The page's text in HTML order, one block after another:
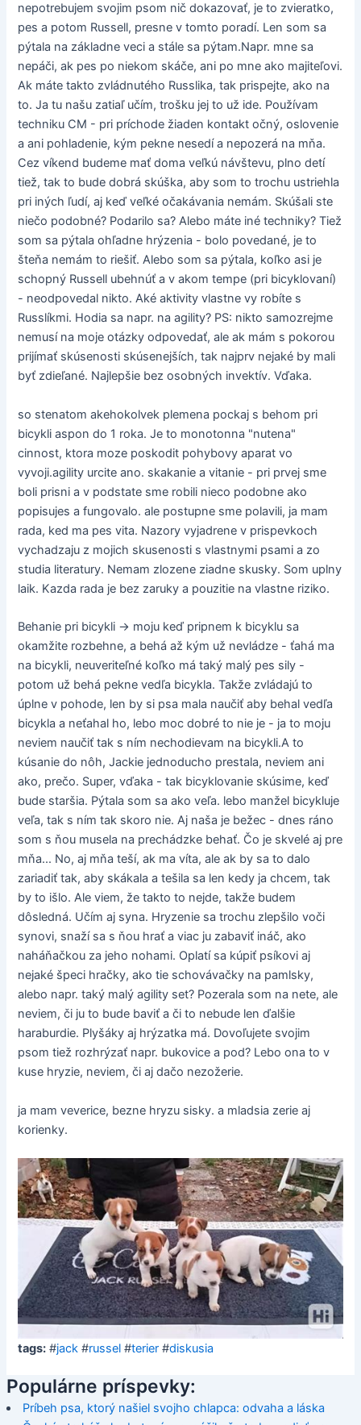
nepotrebujem svojim psom nič dokazovať, je to zvieratko,
pes a potom Russell, presne v tomto poradí. Len som sa
pýtala na základne veci a stále sa pýtam.Napr. mne sa
nepáči, ak pes po niekom skáče, ani po mne ako majiteľovi.
Ak máte takto zvládnutého Russlika, tak prispejte, ako na
to. Ja tu našu zatiaľ učím, trošku jej to už ide. Používam
techniku CM - pri príchode žiaden kontakt očný, oslovenie
a ani pohladenie, kým pekne nesedí a nepozerá na mňa.
Cez víkend budeme mať doma veľkú návštevu, plno detí
tiež, tak to bude dobrá skúška, aby som to trochu ustriehla
pri iných ľudí, aj keď veľké očakávania nemám. Skúšali ste
niečo podobné? Podarilo sa? Alebo máte iné techniky? Tiež
som sa pýtala ohľadne hrýzenia - bolo povedané, je to
šteňa nemám to riešiť. Alebo som sa pýtala, koľko asi je
schopný Russell ubehnúť a v akom tempe (pri bicyklovaní)
- neodpovedal nikto. Aké aktivity vlastne vy robíte s
Russlíkmi. Hodia sa napr. na agility? PS: nikto samozrejme
nemusí na moje otázky odpovedať, ale ak mám s pokorou
prijímať skúsenosti skúsenejších, tak najprv nejaké by mali
byť zdieľané. Najlepšie bez osobných invektív. Vďaka.
so stenatom akehokolvek plemena pockaj s behom pri
bicykli aspon do 1 roka. Je to monotonna "nutena"
cinnost, ktora moze poskodit pohybovy aparat vo
vyvoji.agility urcite ano. skakanie a vitanie - pri prvej sme
boli prisni a v podstate sme robili nieco podobne ako
popisujes a fungovalo. ale postupne sme polavili, ja mam
rada, ked ma pes vita. Nazory vyjadrene v prispevkoch
vychadzaju z mojich skusenosti s vlastnymi psami a zo
studia literatury. Nemam zlozene ziadne skusky. Som uplny
laik. Kazda rada je bez zaruky a pouzitie na vlastne riziko.
Behanie pri bicykli -> moju keď pripnem k bicyklu sa
okamžite rozbehne, a behá až kým už nevládze - ťahá ma
na bicykli, neuveriteľné koľko má taký malý pes sily -
potom už behá pekne vedľa bicykla. Takže zvládajú to
úplne v pohode, len by si psa mala naučiť aby behal vedľa
bicykla a neťahal ho, lebo moc dobré to nie je - ja to moju
neviem naučiť tak s ním nechodievam na bicykli.A to
kúsanie do nôh, Jackie jednoducho prestala, neviem ani
ako, prečo. Super, vďaka - tak bicyklovanie skúsime, keď
bude staršia. Pýtala som sa ako veľa. lebo manžel bicykluje
veľa, tak s ním tak skoro nie. Aj naša je bežec - dnes ráno
som s ňou musela na prechádzke behať. Čo je skvelé aj pre
mňa... No, aj mňa teší, ak ma víta, ale ak by sa to dalo
zariadiť tak, aby skákala a tešila sa len kedy ja chcem, tak
by to išlo. Ale viem, že takto to nejde, takže budem
dôsledná. Učím aj syna. Hryzenie sa trochu zlepšilo voči
synovi, snaží sa s ňou hrať a viac ju zabaviť ináč, ako
naháňačkou za jeho nohami. Oplatí sa kúpiť psíkovi aj
nejaké špeci hračky, ako tie schovávačky na pamlsky,
alebo napr. taký malý agility set? Pozerala som na nete, ale
neviem, či ju to bude baviť a či to nebude len ďalšie
haraburdie. Plyšáky aj hrýzatka má. Dovoľujete svojim
psom tiež rozhrýzať napr. bukovice a pod? Lebo ona to v
kuse hryzie, neviem, či aj dačo nezožerie.
ja mam veverice, bezne hryzu sisky. a mladsia zerie aj
korienky.
tags: #jack #russel #terier #diskusia
Populárne príspevky:
Príbeh psa, ktorý našiel svojho chlapca: odvaha a láska